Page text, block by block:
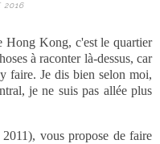
2016
Hong Kong, c'est le quartier
à raconter là-dessus, car
faire. Je dis bien selon moi,
je ne suis pas allée plus
vous propose de faire